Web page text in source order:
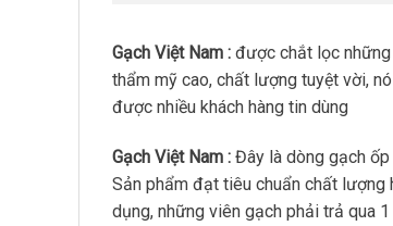
Gạch Việt Nam : được chắt lọc những
thẩm mỹ cao, chất lượng tuyệt vời,
được nhiều khách hàng tin dùng
Gạch Việt Nam : Đây là dòng gạch
Sản phẩm đạt tiêu chuẩn chất
dụng, những viên gạch phải trả qua